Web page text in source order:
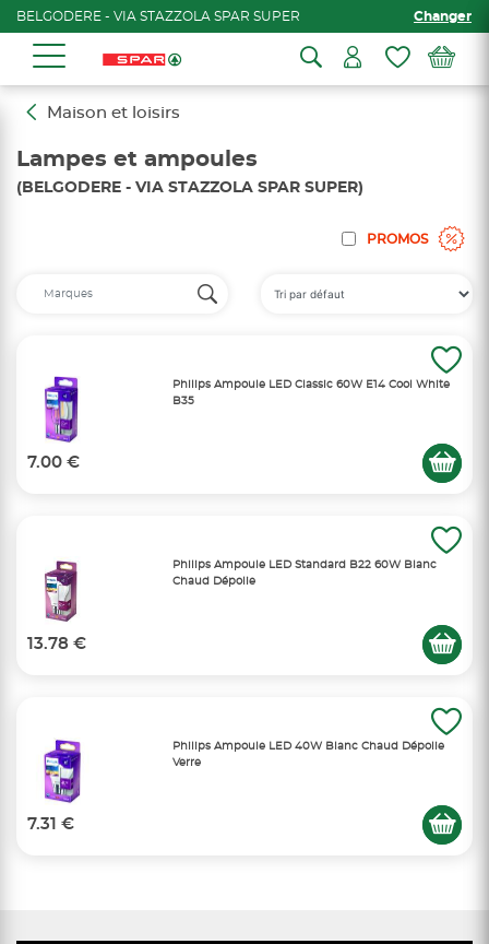
BELGODERE - VIA STAZZOLA SPAR SUPER Changer
Maison et loisirs
Lampes et ampoules
(BELGODERE - VIA STAZZOLA SPAR SUPER)
PROMOS
Philips Ampoule LED Classic 60W E14 Cool White
B35
7.00 €
Philips Ampoule LED Standard B22 60W Blanc
Chaud Dépolie
13.78 €
Philips Ampoule LED 40W Blanc Chaud Dépolie
Verre
7.31 €